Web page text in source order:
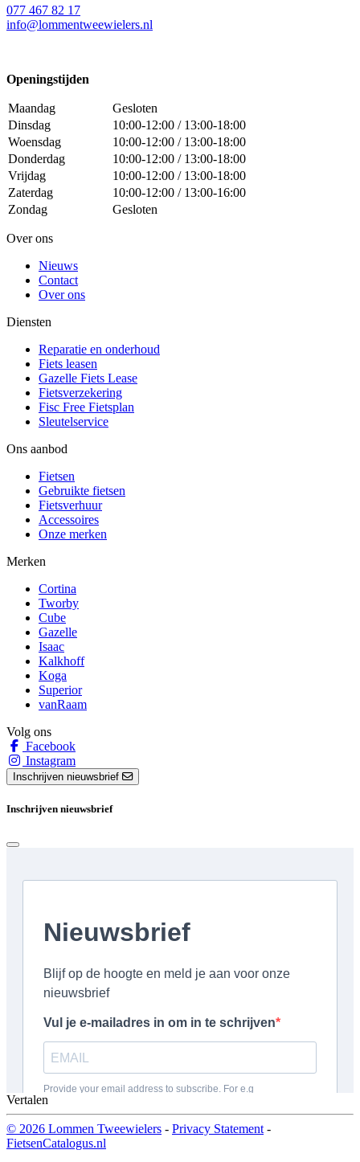
077 467 82 17
info@lommentweewielers.nl
Openingstijden
Maandag
Gesloten
Dinsdag
10:00-12:00 / 13:00-18:00
Woensdag
10:00-12:00 / 13:00-18:00
Donderdag
10:00-12:00 / 13:00-18:00
Vrijdag
10:00-12:00 / 13:00-18:00
Zaterdag
10:00-12:00 / 13:00-16:00
Zondag
Gesloten
Over ons
Nieuws
Contact
Over ons
Diensten
Reparatie en onderhoud
Fiets leasen
Gazelle Fiets Lease
Fietsverzekering
Fisc Free Fietsplan
Sleutelservice
Ons aanbod
Fietsen
Gebruikte fietsen
Fietsverhuur
Accessoires
Onze merken
Merken
Cortina
Tworby
Cube
Gazelle
Isaac
Kalkhoff
Koga
Superior
vanRaam
Volg ons
Facebook
Instagram
Inschrijven nieuwsbrief
Inschrijven nieuwsbrief
Vertalen
© 2026 Lommen Tweewielers - Privacy Statement -
FietsenCatalogus.nl